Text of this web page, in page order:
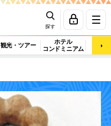
探す
観光・ツアー
ホテル
コンドミニアム
マッ